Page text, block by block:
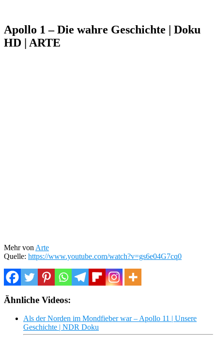
Apollo 1 – Die wahre Geschichte | Doku
HD | ARTE
Mehr von Arte
Quelle: https://www.youtube.com/watch?v=gs6e04G7cq0
Ähnliche Videos:
Als der Norden im Mondfieber war – Apollo 11 | Unsere
Geschichte | NDR Doku